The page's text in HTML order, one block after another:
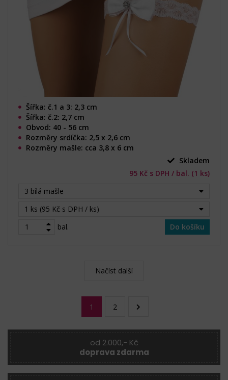
Šířka: č.1 a 3: 2,3 cm
Šířka: č.2: 2,7 cm
Obvod: 40 - 56 cm
Rozměry srdíčka: 2,5 x 2,6 cm
Rozměry mašle: cca 3,8 x 6 cm
Skladem
95 Kč s DPH / bal. (1 ks)
3 bílá mašle
1 ks (95 Kč s DPH / ks)
bal.
Do košíku
Načíst další
1 2
od 2.000,- Kč
doprava zdarma